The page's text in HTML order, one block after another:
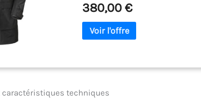
380,00 €
caractéristiques techniques